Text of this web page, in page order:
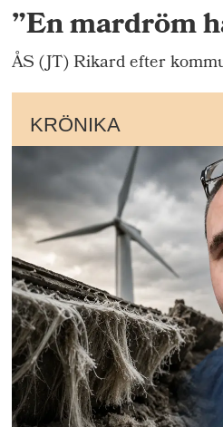
”En mardröm
ÅS (JT) Rikard efter
KRÖNIKA